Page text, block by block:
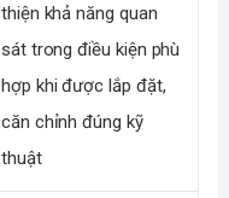
thiện khả năng quan
sát trong điều kiện phù
hợp khi được lắp đặt,
căn chỉnh đúng kỹ
thuật